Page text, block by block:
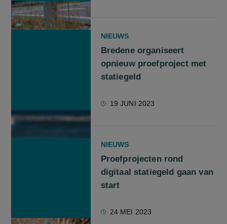
NIEUWS
Bredene organiseert
opnieuw proefproject met
statiegeld
19 JUNI 2023
NIEUWS
Proefprojecten rond
digitaal statiegeld gaan van
start
24 MEI 2023